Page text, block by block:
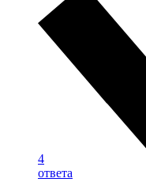
4
ответа